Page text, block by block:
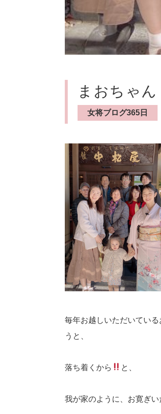
まおちゃ
女将ブログ365日
毎年お越しいただいてい
うと、
落ち着くから と、
我が家のように、お寛ぎい